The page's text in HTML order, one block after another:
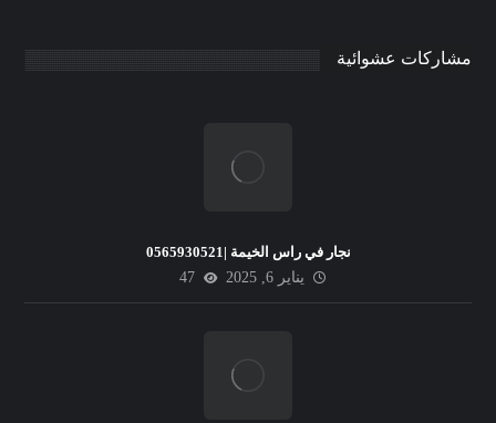
مشاركات عشوائية
نجار في راس الخيمة |0565930521
يناير 6, 2025
47